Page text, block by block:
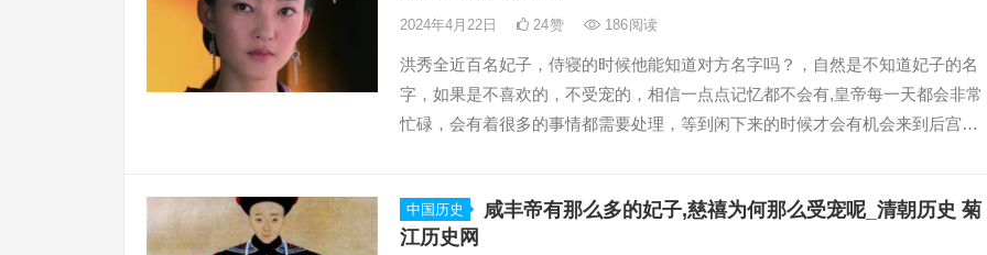
2024年4月22日 24赞 186阅读
洪秀全近百名妃子，侍寝的时候他能知道对方名字吗？，自然是不知道妃子的名
字，如果是不喜欢的，不受宠的，相信一点点记忆都不会有,皇帝每一天都会非常
忙碌，会有着很多的事情都需要处理，等到闲下来的时候才会有机会来到后宫走
中国历史
咸丰帝有那么多的妃子,慈禧为何那么受宠呢_清朝历史 菊
江历史网